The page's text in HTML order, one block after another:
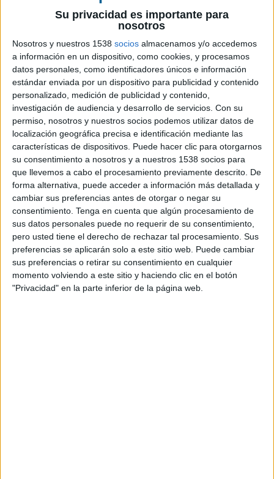
Su privacidad es importante para
nosotros
Nosotros y nuestros 1538 socios almacenamos y/o accedemos
a información en un dispositivo, como cookies, y procesamos
datos personales, como identificadores únicos e información
estándar enviada por un dispositivo para publicidad y contenido
personalizado, medición de publicidad y contenido,
investigación de audiencia y desarrollo de servicios. Con su
permiso, nosotros y nuestros socios podemos utilizar datos de
localización geográfica precisa e identificación mediante las
características de dispositivos. Puede hacer clic para otorgarnos
su consentimiento a nosotros y a nuestros 1538 socios para
que llevemos a cabo el procesamiento previamente descrito. De
forma alternativa, puede acceder a información más detallada y
cambiar sus preferencias antes de otorgar o negar su
consentimiento. Tenga en cuenta que algún procesamiento de
sus datos personales puede no requerir de su consentimiento,
pero usted tiene el derecho de rechazar tal procesamiento. Sus
preferencias se aplicarán solo a este sitio web. Puede cambiar
sus preferencias o retirar su consentimiento en cualquier
momento volviendo a este sitio y haciendo clic en el botón
"Privacidad" en la parte inferior de la página web.
IMPRIMIR
SHARE